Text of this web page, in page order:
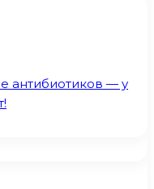
антибиотиков — у